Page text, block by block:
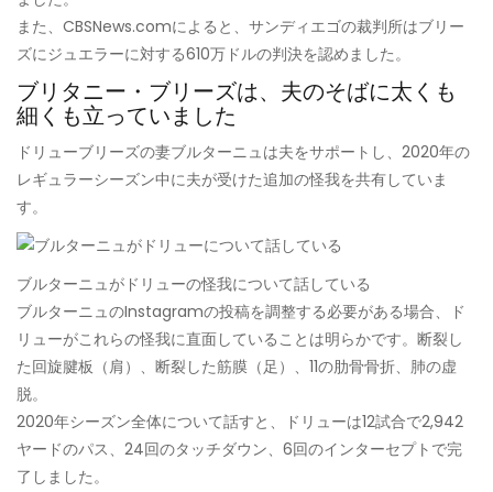
また、CBSNews.comによると、サンディエゴの裁判所はブリー
ズにジュエラーに対する610万ドルの判決を認めました。
ブリタニー・ブリーズは、夫のそばに太くも
細くも立っていました
ドリューブリーズの妻ブルターニュは夫をサポートし、2020年の
レギュラーシーズン中に夫が受けた追加の怪我を共有していま
す。
ブルターニュがドリューの怪我について話している
ブルターニュのInstagramの投稿を調整する必要がある場合、ド
リューがこれらの怪我に直面していることは明らかです。断裂し
た回旋腱板（肩）、断裂した筋膜（足）、11の肋骨骨折、肺の虚
脱。
2020年シーズン全体について話すと、ドリューは12試合で2,942
ヤードのパス、24回のタッチダウン、6回のインターセプトで完
了しました。